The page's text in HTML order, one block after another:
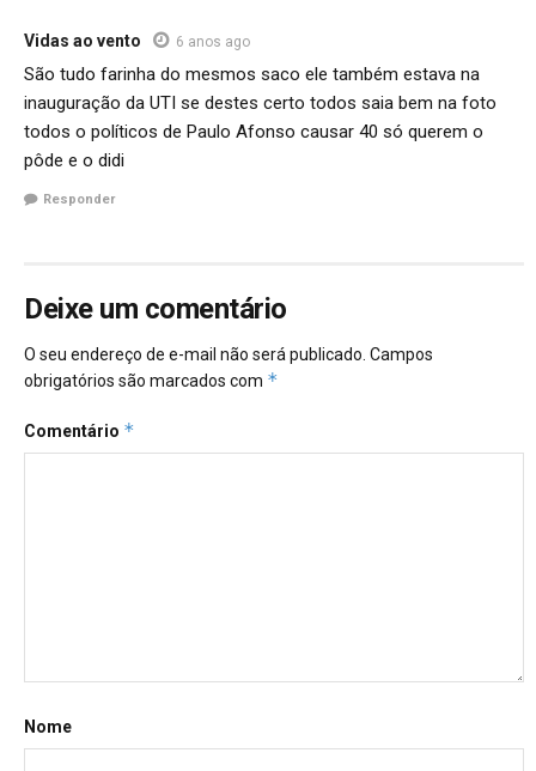
Vidas ao vento 6 anos ago
São tudo farinha do mesmos saco ele também estava na
inauguração da UTI se destes certo todos saia bem na foto
todos o políticos de Paulo Afonso causar 40 só querem o
pôde e o didi
Responder
Deixe um comentário
O seu endereço de e-mail não será publicado. Campos
obrigatórios são marcados com *
Comentário *
Nome